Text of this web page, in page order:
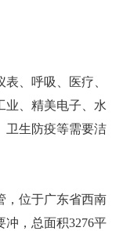
、呼吸、医疗、
业、精美电子、水
卫生防疫等需要洁
，位于广东省西南
，总面积3276平